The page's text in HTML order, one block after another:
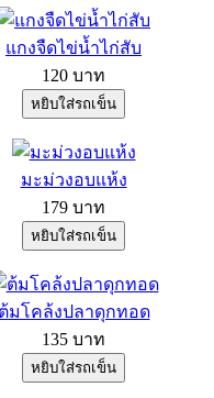
แกงจืดไข่น้ำไก่สับ
120 บาท
มะม่วงอบแห้ง
179 บาท
ต้มโคล้งปลาดุกทอด
135 บาท